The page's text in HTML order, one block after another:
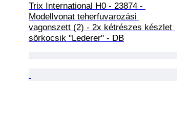
Trix International H0 - 23874 -
Modellvonat teherfuvarozási
vagonszett (2) - 2x kétrészes készlet
sörkocsik "Lederer" - DB